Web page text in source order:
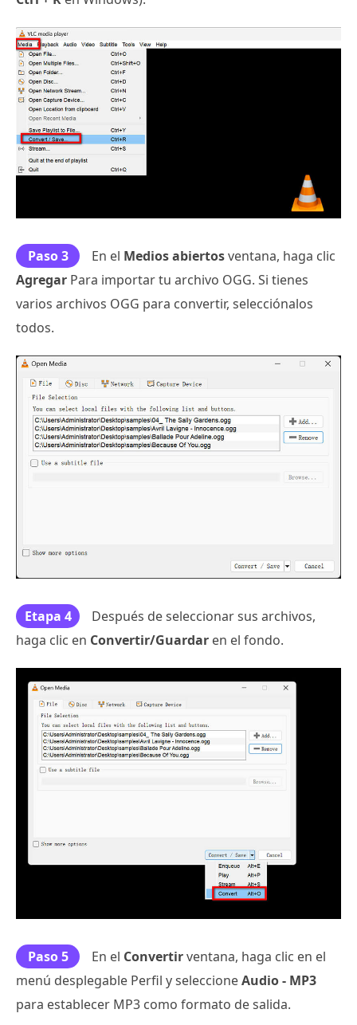
Paso 3 En el Medios abiertosventana, haga clic
Agregar Para importar tu archivo OGG. Si tienes
varios archivos OGG para convertir, selecciónalos
todos.
Etapa 4
Después de seleccionar sus archivos,
haga clic en Convertir/Guardar en el fondo.
Paso 5 En el Convertirventana, haga clic en el
menú desplegable Perfil y seleccioneAudio - MP3
para establecer MP3 como formato de salida.